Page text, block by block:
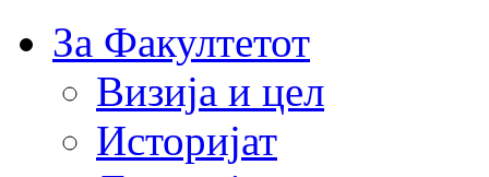
За Факултетот
Визија и цел
Историјат